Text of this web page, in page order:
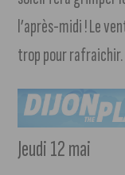
l’après-midi ! Le
trop pour rafraichir.
Jeudi 12 mai